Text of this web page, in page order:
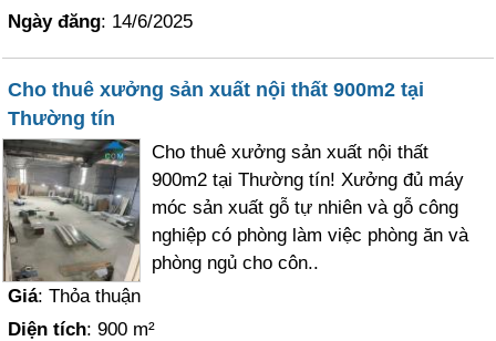
Ngày đăng: 14/6/2025
Cho thuê xưởng sản xuất nội thất 900m2 tại
Thường tín
Cho thuê xưởng sản xuất nội thất
900m2 tại Thường tín! Xưởng đủ máy
móc sản xuất gỗ tự nhiên và gỗ công
nghiệp có phòng làm việc phòng ăn và
phòng ngủ cho côn..
Giá: Thỏa thuận
Diện tích: 900 m²